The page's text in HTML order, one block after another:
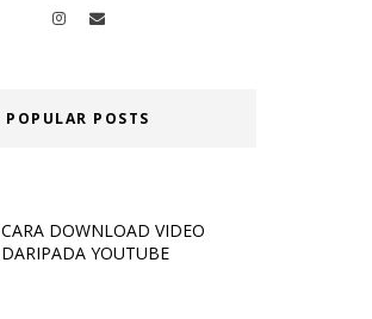
POPULAR POSTS
CARA DOWNLOAD VIDEO
DARIPADA YOUTUBE